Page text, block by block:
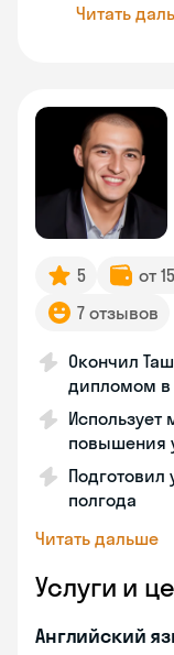
Читать
5 от
7 отзывов
Окончил
дипломом
повышения
Подготовил
полгода
Читать дальше
Услуги и
Английский